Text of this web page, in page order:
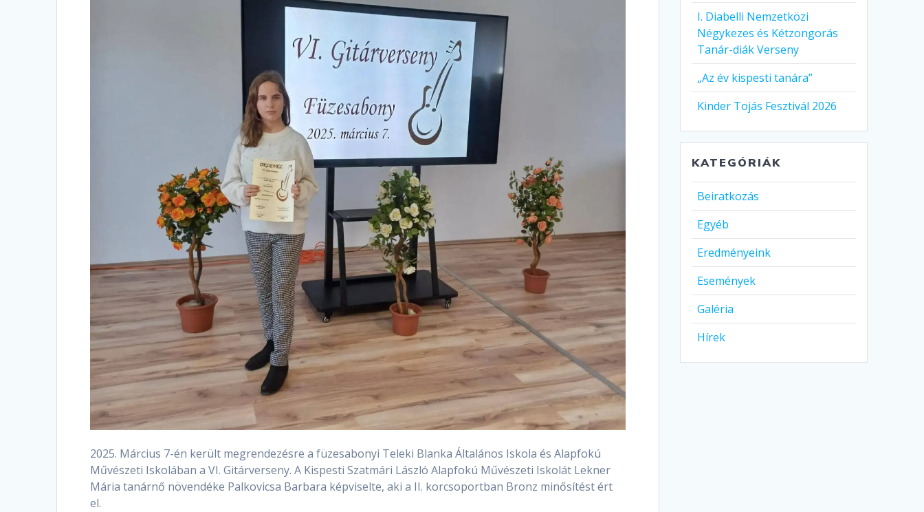
2025. Március 7-én került megrendezésre a füzesabonyi Teleki Blanka Általános Iskola és Alapfokú
Művészeti Iskolában a VI. Gitárverseny. A Kispesti Szatmári László Alapfokú Művészeti Iskolát Lekner
Mária tanárnő növendéke Palkovicsa Barbara képviselte, aki a II. korcsoportban Bronz minősítést ért
el.
I. Diabelli Nemzetközi
Négykezes és Kétzongorás
Tanár-diák Verseny
„Az év kispesti tanára”
Kinder Tojás Fesztivál 2026
KATEGÓRIÁK
Beiratkozás
Egyéb
Eredményeink
Események
Galéria
Hírek